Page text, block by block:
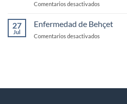
Comentarios desactivados
importantes
de
27
Jul
Enfermedad de Behçet
Comentarios desactivados